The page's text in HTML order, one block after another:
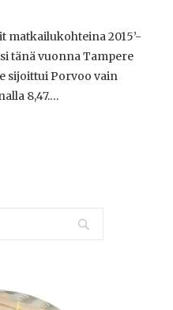
matkailukohteina 2015’-
tänä vuonna Tampere
sijoittui Porvoo vain
8,47.…